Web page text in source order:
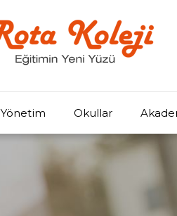
Yönetim Okullar